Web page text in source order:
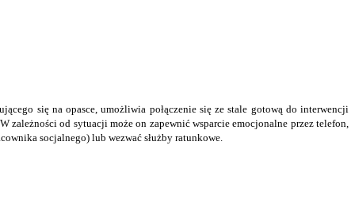
się na opasce, umożliwia połączenie się ze stale gotową do interwencji
od sytuacji może on zapewnić wsparcie emocjonalne przez telefon,
socjalnego) lub wezwać służby ratunkowe.